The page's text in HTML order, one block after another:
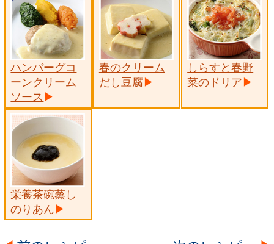
ハンバーグコ
ーンクリーム
ソース
春のクリーム
だし豆腐
しらすと春野
菜のドリア
栄養茶碗蒸し
のりあん